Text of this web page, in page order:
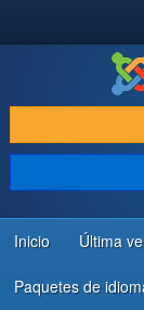
DESCARGAR
DESCUBRE Y
COMUNIDAD Y
RECURSOS PARA
Inicio Última
Paquetes de